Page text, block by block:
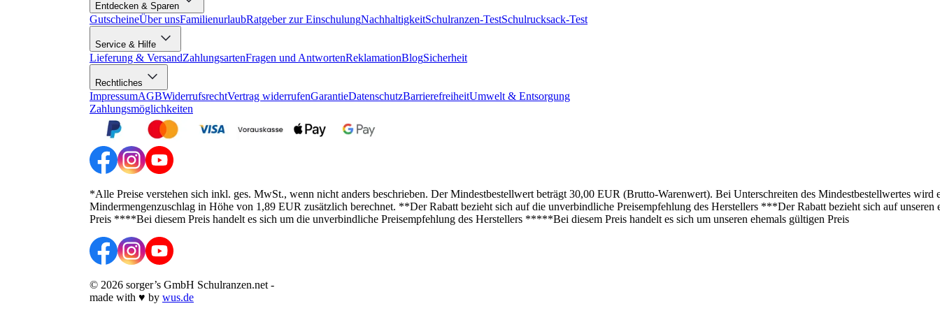
Entdecken & Sparen
GutscheineÜber unsFamilienurlaubRatgeber zur EinschulungNachhaltigkeitSchulranzen-TestSchulrucksack-Test
Service & Hilfe
Lieferung & VersandZahlungsartenFragen und AntwortenReklamationBlogSicherheit
Rechtliches
ImpressumAGBWiderrufsrechtVertrag widerrufenGarantieDatenschutzBarrierefreiheitUmwelt & Entsorgung
Zahlungsmöglichkeiten
*Alle Preise verstehen sich inkl. ges. MwSt., wenn nicht anders beschrieben. Der Mindestbestellwert beträgt 30,00 EUR (Brutto-Warenwert). Bei Unterschreiten des Mindestbestellwertes wird
Mindermengenzuschlag in Höhe von 1,89 EUR zusätzlich berechnet. **Der Rabatt bezieht sich auf die unverbindliche Preisempfehlung des Herstellers ***Der Rabatt bezieht sich auf unseren
Preis ****Bei diesem Preis handelt es sich um die unverbindliche Preisempfehlung des Herstellers *****Bei diesem Preis handelt es sich um unseren ehemals gültigen Preis
© 2026 sorger’s GmbH Schulranzen.net -
made with ♥ by wus.de